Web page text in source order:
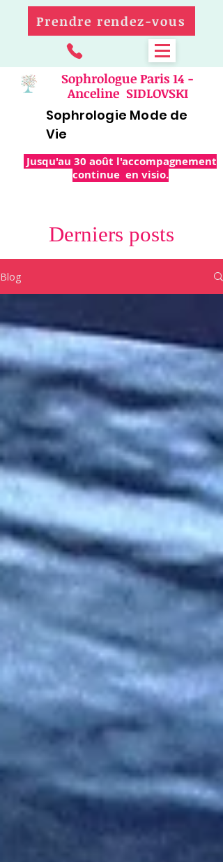
Prendre rendez-vous
Sophrologue Paris 14 -
Anceline SIDLOVSKI
Jusqu'au 30 août l'accompagnement
continue en visio.
Sophrologie Mode de
Vie
Derniers posts
Blog